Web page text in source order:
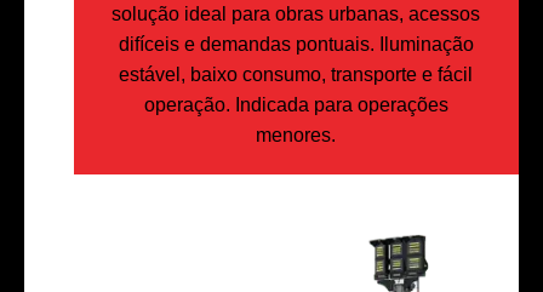
solução ideal para obras urbanas, acessos
difíceis e demandas pontuais. Iluminação
estável, baixo consumo, transporte e fácil
operação. Indicada para operações
menores.